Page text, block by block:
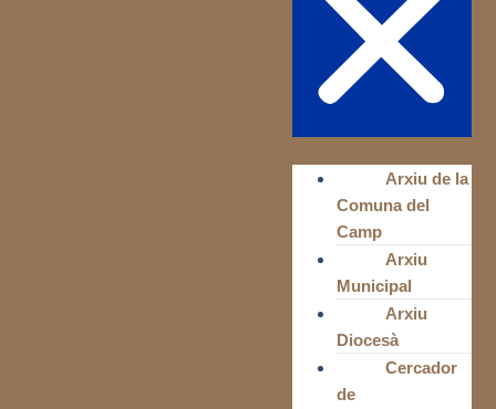
Arxiu de la
Comuna del
Camp
Arxiu
Municipal
Arxiu
Diocesà
Cercador
de